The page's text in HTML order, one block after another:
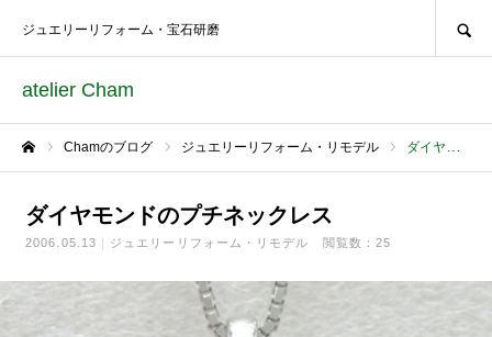
atelier Cham
ジュエリーリフォーム・宝石研磨
Chamのブログ ジュエリーリフォーム・リモデル ダイヤモンドのプチネックレス
ダイヤモンドのプチネックレス
2006.05.13 ジュエリーリフォーム・リモデル 閲覧数：25